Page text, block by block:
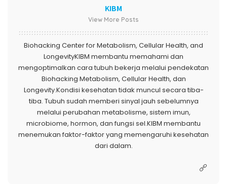
KIBM
View More Posts
Biohacking Center for Metabolism, Cellular Health, and
LongevityKIBM membantu memahami dan
mengoptimalkan cara tubuh bekerja melalui pendekatan
Biohacking Metabolism, Cellular Health, dan
Longevity.Kondisi kesehatan tidak muncul secara tiba-
tiba. Tubuh sudah memberi sinyal jauh sebelumnya
melalui perubahan metabolisme, sistem imun,
microbiome, hormon, dan fungsi sel.KIBM membantu
menemukan faktor-faktor yang memengaruhi kesehatan
dari dalam.